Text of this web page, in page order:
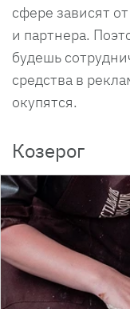
сфере зависят
и партнера.
будешь
средства в
окупятся.
Козерог